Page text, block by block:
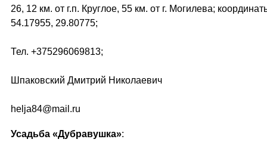
26, 12 км. от г.п. Круглое, 55 км. от г. Могилева;
54.17955, 29.80775;
Тел. +375296069813;
Шпаковский Дмитрий Николаевич
helja84@mail.ru
Усадьба «Дубравушка»: